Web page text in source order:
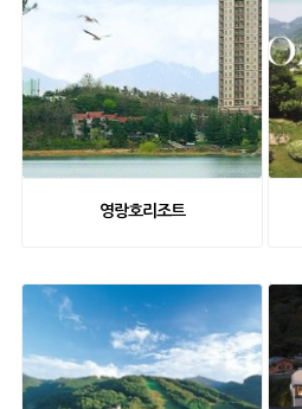
영랑호리조트